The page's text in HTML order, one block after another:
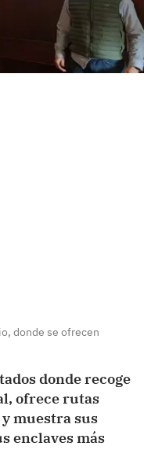
donde se ofrecen
donde recoge
ofrece rutas
muestra sus
enclaves más